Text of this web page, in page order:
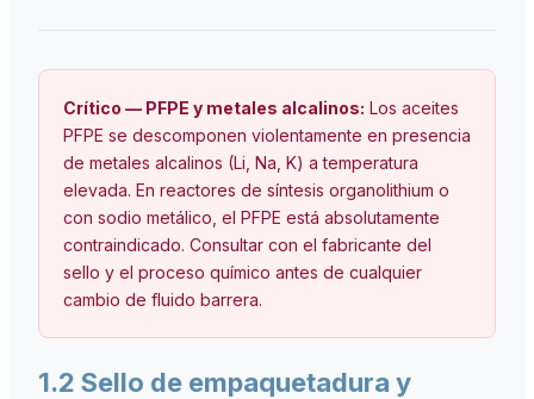
Crítico — PFPE y metales alcalinos: Los aceites
PFPE se descomponen violentamente en presencia
de metales alcalinos (Li, Na, K) a temperatura
elevada. En reactores de síntesis organolithium o
con sodio metálico, el PFPE está absolutamente
contraindicado. Consultar con el fabricante del
sello y el proceso químico antes de cualquier
cambio de fluido barrera.
1.2 Sello de empaquetadura y